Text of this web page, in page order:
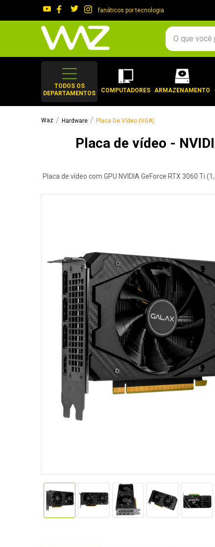
fanáticos por tecnologia
O que você procura?
TODOS OS
DEPARTAMENTOS
COMPUTADORES ARMAZENAMENTO
Hardware Placa De Vídeo (VGA)
Placa de vídeo -
Placa de vídeo com GPU NVIDIA GeForce RTX 3060 Ti
gabinete
2º
keychron
5º
openbox
7º
jonsbo